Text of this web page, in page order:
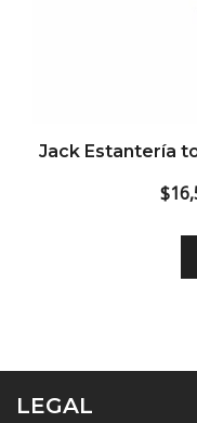
Jack Estantería
$
LEGAL